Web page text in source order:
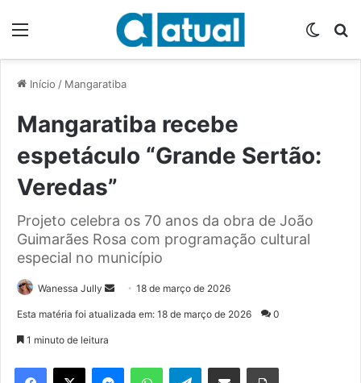
Início / Mangaratiba
Mangaratiba recebe
espetáculo “Grande Sertão:
Veredas”
Projeto celebra os 70 anos da obra de João
Guimarães Rosa com programação cultural
especial no município
Wanessa Jully
e
18 de março de 2026
Esta matéria foi atualizada em: 18 de março de 2026 0
1 minuto de leitura
Telegram